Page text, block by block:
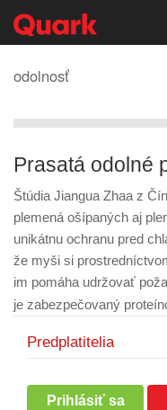
odolnosť
Prasatá odolné
Štúdia Jiangua Zhaa z
plemená ošípaných aj
unikátnu ochranu pred
že myši si
im pomáha udržovať
je zabezpečovaný
Predplatitelia
Prihlásiť sa